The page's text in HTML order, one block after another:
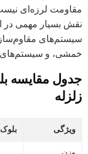
مقاومت لرزه‌ای
نقش بسیار مهمی در
سیستم‌های
خمشی، و سیستم‌های
جدول مقایسه
زلزله
ویژگی